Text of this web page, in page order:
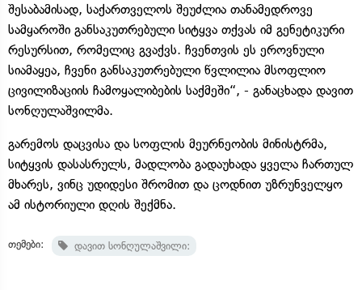
შესაბამისად, საქართველოს შეუძლია თანამედროვე
სამყაროში განსაკუთრებული სიტყვა თქვას იმ გენეტიკური
რესურსით, რომელიც გვაქვს. ჩვენთვის ეს ეროვნული
სიამაყეა, ჩვენი განსაკუთრებული წვლილია მსოფლიო
ცივილიზაციის ჩამოყალიბების საქმეში“, - განაცხადა დავით
სონღულაშვილმა.
გარემოს დაცვისა და სოფლის მეურნეობის მინისტრმა,
სიტყვის დასასრულს, მადლობა გადაუხადა ყველა ჩართულ
მხარეს, ვინც უდიდესი შრომით და ცოდნით უზრუნველყო
ამ ისტორიული დღის შექმნა.
თემები: დავით სონღულაშვილი: